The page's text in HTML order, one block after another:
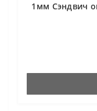
1мм Сэндвич